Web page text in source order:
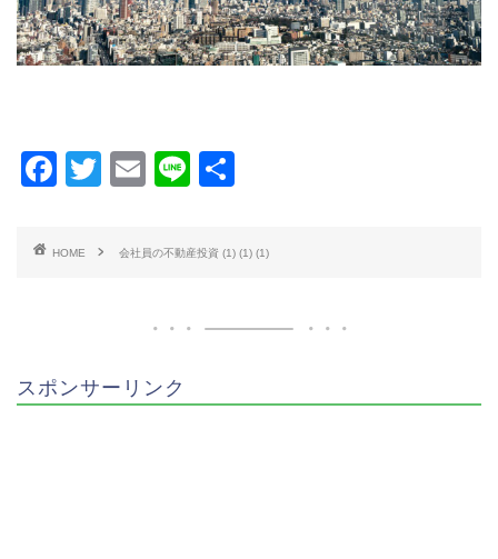
F
c
o
k
T
tt
E
ai
Li
e
HOME 会社員の不動産投資 (1) (1) (1)
スポンサーリンク